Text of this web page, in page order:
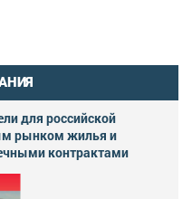
для российской
рынком жилья и
контрактами